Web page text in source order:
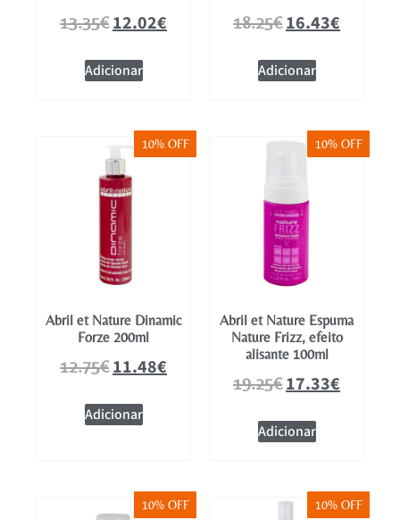
13.35€12.02€
Adicionar
18.25€16.43€
Adicionar
10% OFF
Abril et Nature Dinamic
Forze 200ml
12.75€11.48€
Adicionar
10% OFF
Abril et Nature Espuma
Nature Frizz, efeito
alisante 100ml
19.25€17.33€
Adicionar
10% OFF 10% OFF